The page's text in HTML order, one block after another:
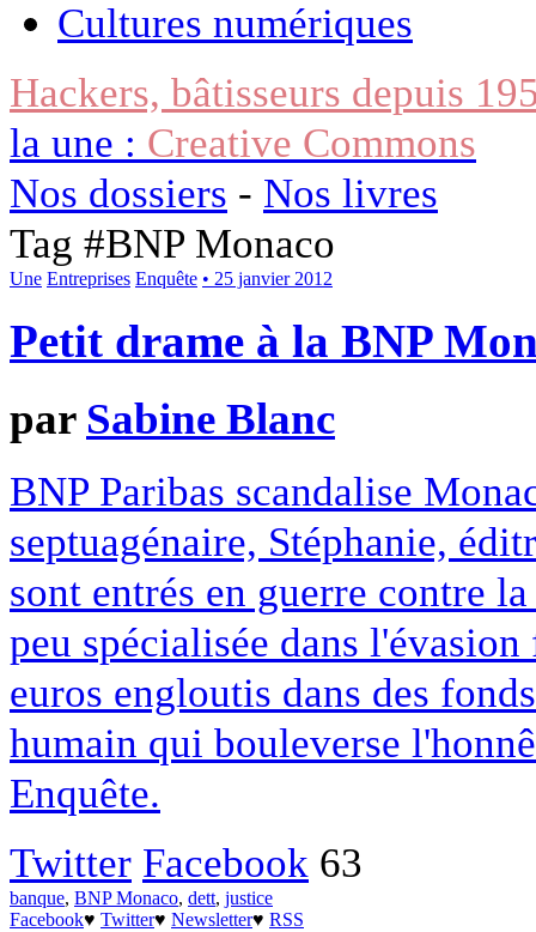
Cultures numériques
Hackers, bâtisseurs depuis
la une : Creative Commons
Nos dossiers - Nos livres
Tag #BNP Monaco
Une Entreprises Enquête • 25 janvier 2012
Petit drame à la BNP
par Sabine Blanc
BNP Paribas scandalise
septuagénaire, Stéphanie,
sont entrés en guerre contre
peu spécialisée dans
euros engloutis dans des
humain qui bouleverse
Enquête.
Twitter Facebook 63
banque, BNP Monaco, dett, justice
Facebook♥ Twitter♥ Newsletter♥ RSS